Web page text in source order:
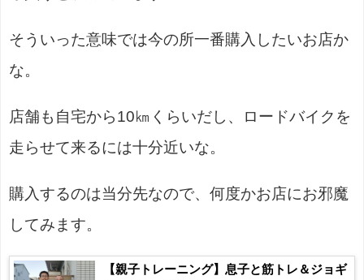
そういった意味では今の所一番購入したいお店か
な。
店舗も自宅から10㎞くらいだし、ロードバイクを
走らせて来るには十分近いな。
購入するのは当分先なので、何度かお店にお邪魔
してみます。
【親子トレーニング】息子と筋トレ＆ジョギ